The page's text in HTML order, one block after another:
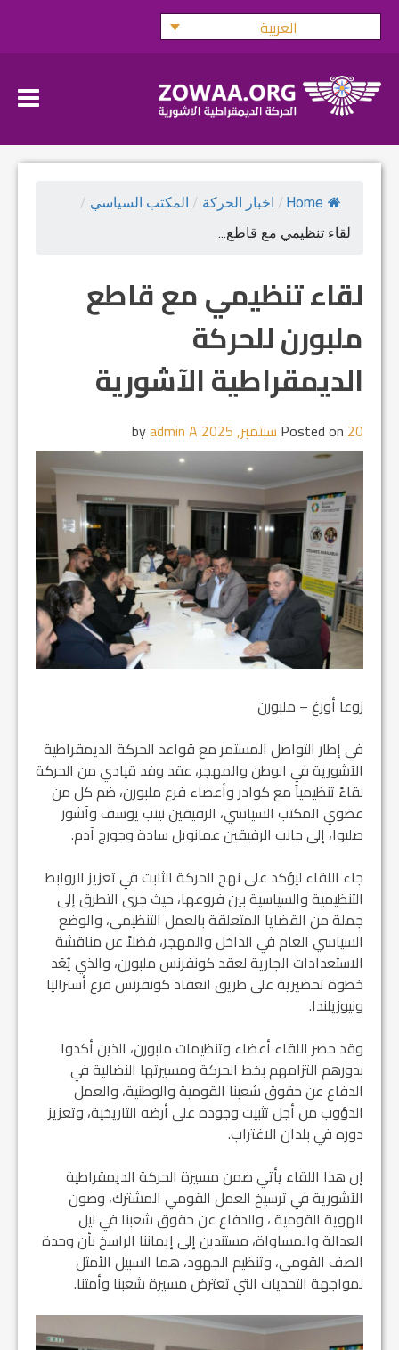
Skip
العربية
Home
/ اخبار الحركة / المكتب السياسي /
لقاء تنظيمي مع قاطع...
لقاء تنظيمي مع قاطع
ملبورن للحركة
الديمقراطية الآشورية
Posted on 20 سبتمبر, 2025 admin A
زوعا أورغ – ملبورن
في إطار التواصل المستمر مع قواعد الحركة الديمقراطية
الآشورية في الوطن والمهجر، عقد وفد قيادي من الحركة
لقاءً تنظيمياً مع كوادر وأعضاء فرع ملبورن، ضم كل من
عضوي المكتب السياسي، الرفيقين نينب يوسف وآشور
صليوا، إلى جانب الرفيقين عمانويل سادة وجورج آدم.
جاء اللقاء ليؤكد على نهج الحركة الثابت في تعزيز الروابط
التنظيمية والسياسية بين فروعها، حيث جرى التطرق إلى
جملة من القضايا المتعلقة بالعمل التنظيمي، والوضع
السياسي العام في الداخل والمهجر، فضلاً عن مناقشة
الاستعدادات الجارية لعقد كونفرنس ملبورن، والذي يُعَد
خطوة تحضيرية على طريق انعقاد كونفرنس فرع أستراليا
ونيوزيلندا.
وقد حضر اللقاء أعضاء وتنظيمات ملبورن، الذين أكدوا
بدورهم التزامهم بخط الحركة ومسيرتها النضالية في
الدفاع عن حقوق شعبنا القومية والوطنية، والعمل
الدؤوب من أجل تثبيت وجوده على أرضه التاريخية، وتعزيز
دوره في بلدان الاغتراب.
إن هذا اللقاء يأتي ضمن مسيرة الحركة الديمقراطية
الآشورية في ترسيخ العمل القومي المشترك، وصون
الهوية القومية ، والدفاع عن حقوق شعبنا في نيل
العدالة والمساواة، مستندين إلى إيماننا الراسخ بأن وحدة
الصف القومي، وتنظيم الجهود، هما السبيل الأمثل
لمواجهة التحديات التي تعترض مسيرة شعبنا وأمتنا.